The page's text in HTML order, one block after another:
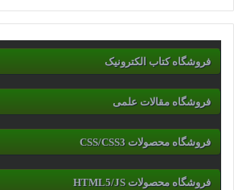
فروشگاه کتاب الکترونیک
فروشگاه مقالات علمی
فروشگاه محصولات CSS/CSS3
فروشگاه محصولات HTML5/JS